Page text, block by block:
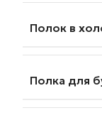
Полок в
Полка для